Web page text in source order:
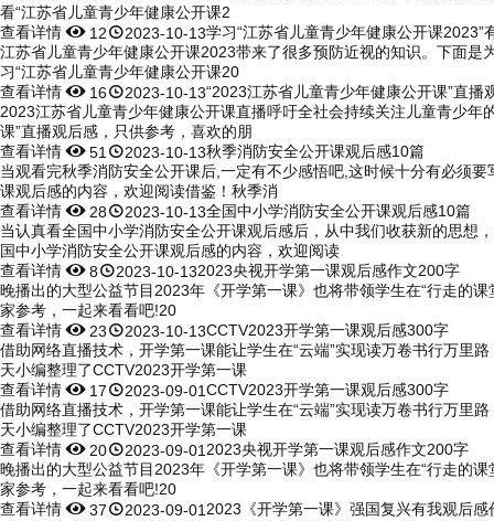
看“江苏省儿童青少年健康公开课2
查看详情 122023-10-13学习“江苏省儿童青少年健康公开课2023”
江苏省儿童青少年健康公开课2023带来了很多预防近视的知识。下面
习“江苏省儿童青少年健康公开课20
查看详情 162023-10-13“2023江苏省儿童青少年健康公开课”直播
2023江苏省儿童青少年健康公开课直播呼吁全社会持续关注儿童青少
课”直播观后感，只供参考，喜欢的朋
查看详情51 2023-10-13秋季消防安全公开课观后感10篇
当观看完秋季消防安全公开课后,一定有不少感悟吧,这时候十分有必须
课观后感的内容，欢迎阅读借鉴！秋季消
查看详情 282023-10-13全国中小学消防安全公开课观后感10篇
当认真看全国中小学消防安全公开课观后感后，从中我们收获新的思想
国中小学消防安全公开课观后感的内容，欢迎阅读
查看详情82023-10-132023央视开学第一课观后感作文200字
晚播出的大型公益节目2023年《开学第一课》也将带领学生在“行走的
家参考，一起来看看吧!20
查看详情 232023-10-13CCTV2023开学第一课观后感300字
借助网络直播技术，开学第一课能让学生在“云端”实现读万卷书行万里
天小编整理了CCTV2023开学第一课
查看详情 172023-09-01CCTV2023开学第一课观后感300字
借助网络直播技术，开学第一课能让学生在“云端”实现读万卷书行万里
天小编整理了CCTV2023开学第一课
查看详情 202023-09-01 2023央视开学第一课观后感作文200字
晚播出的大型公益节目2023年《开学第一课》也将带领学生在“行走的
家参考，一起来看看吧!20
查看详情372023-09-01 2023《开学第一课》强国复兴有我观后感